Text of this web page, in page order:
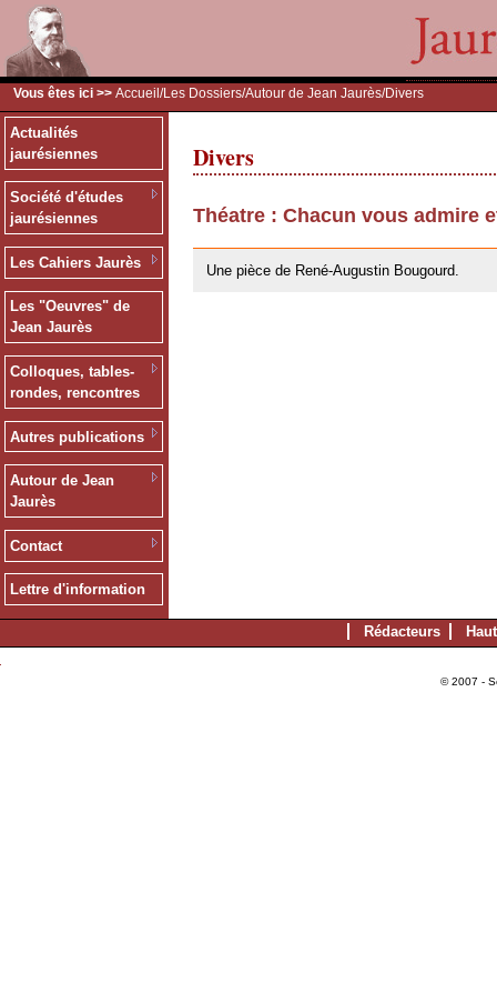
Vous êtes ici >> Accueil /Les Dossiers/Autour de Jean Jaurès/Divers
Actualités
jaurésiennes
Société d'études
jaurésiennes
Les Cahiers Jaurès
Les "Oeuvres" de
Jean Jaurès
Colloques, tables-
rondes, rencontres
Autres publications
Autour de Jean
Jaurès
Contact
Lettre d'information
Divers
Théatre : Chacun vous admire
Une pièce de René-Augustin Bougourd.
Rédacteurs
© 2007 -